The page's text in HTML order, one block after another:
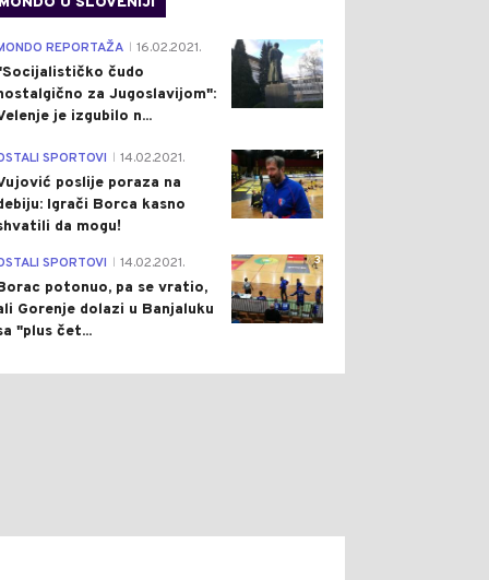
4
REPORTAŽA 16.02.2021.
čudo
za Jugoslavijom":
je izgubilo n...
1
SPORTOVI 14.02.2021.
poslije poraza na
Igrači Borca kasno
da mogu!
3
SPORTOVI 14.02.2021.
potonuo, pa se vratio,
Gorenje dolazi u Banjaluku
"plus čet...